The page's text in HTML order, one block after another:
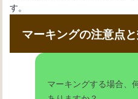
す。
マーキングの注意点
マーキングする場合、